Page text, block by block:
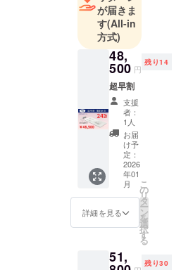
が届きま
す(All-in
方式)
48,
500 円
残り14
超早割
支援
者：
1人
お届
け予
定：
2026
年01
月
詳細を見る
こ
の
リ
タ
ー
ン
を
選
択
す
る
51, 残り30